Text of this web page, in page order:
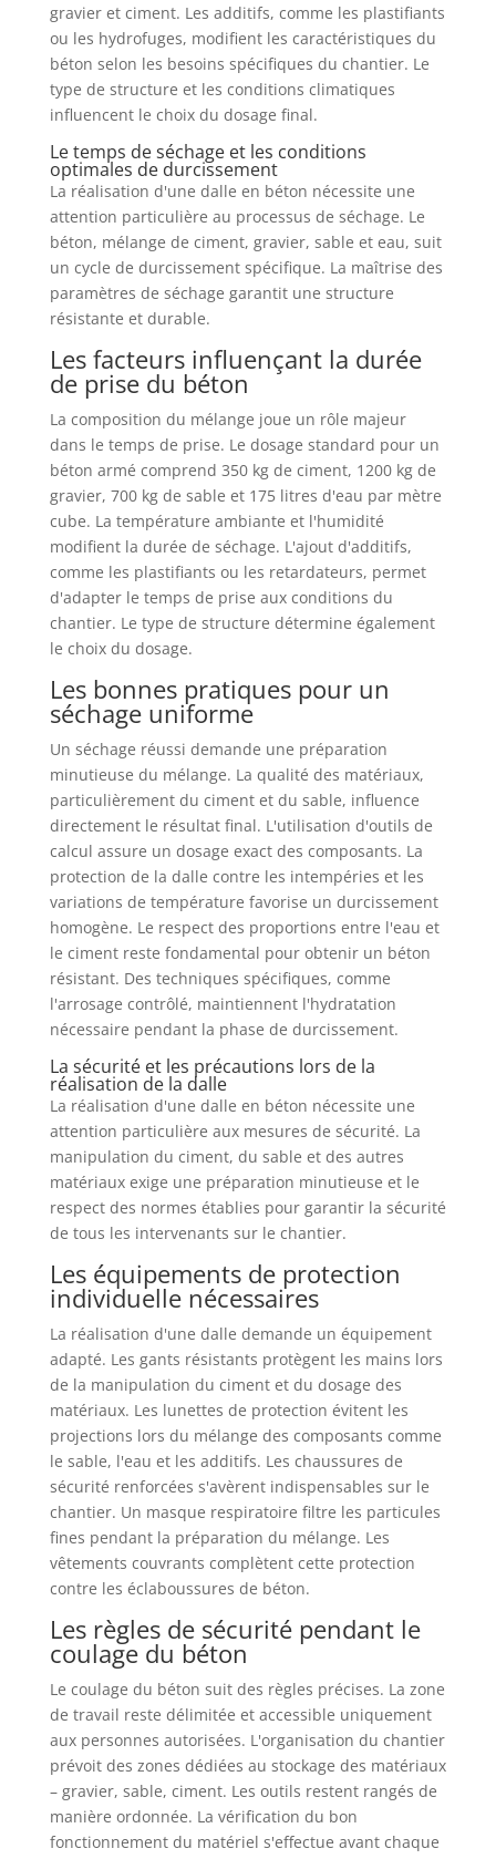
gravier et ciment. Les additifs, comme les plastifiants
ou les hydrofuges, modifient les caractéristiques du
béton selon les besoins spécifiques du chantier. Le
type de structure et les conditions climatiques
influencent le choix du dosage final.
Le temps de séchage et les conditions
optimales de durcissement
La réalisation d'une dalle en béton nécessite une
attention particulière au processus de séchage. Le
béton, mélange de ciment, gravier, sable et eau, suit
un cycle de durcissement spécifique. La maîtrise des
paramètres de séchage garantit une structure
résistante et durable.
Les facteurs influençant la durée
de prise du béton
La composition du mélange joue un rôle majeur
dans le temps de prise. Le dosage standard pour un
béton armé comprend 350 kg de ciment, 1200 kg de
gravier, 700 kg de sable et 175 litres d'eau par mètre
cube. La température ambiante et l'humidité
modifient la durée de séchage. L'ajout d'additifs,
comme les plastifiants ou les retardateurs, permet
d'adapter le temps de prise aux conditions du
chantier. Le type de structure détermine également
le choix du dosage.
Les bonnes pratiques pour un
séchage uniforme
Un séchage réussi demande une préparation
minutieuse du mélange. La qualité des matériaux,
particulièrement du ciment et du sable, influence
directement le résultat final. L'utilisation d'outils de
calcul assure un dosage exact des composants. La
protection de la dalle contre les intempéries et les
variations de température favorise un durcissement
homogène. Le respect des proportions entre l'eau et
le ciment reste fondamental pour obtenir un béton
résistant. Des techniques spécifiques, comme
l'arrosage contrôlé, maintiennent l'hydratation
nécessaire pendant la phase de durcissement.
La sécurité et les précautions lors de la
réalisation de la dalle
La réalisation d'une dalle en béton nécessite une
attention particulière aux mesures de sécurité. La
manipulation du ciment, du sable et des autres
matériaux exige une préparation minutieuse et le
respect des normes établies pour garantir la sécurité
de tous les intervenants sur le chantier.
Les équipements de protection
individuelle nécessaires
La réalisation d'une dalle demande un équipement
adapté. Les gants résistants protègent les mains lors
de la manipulation du ciment et du dosage des
matériaux. Les lunettes de protection évitent les
projections lors du mélange des composants comme
le sable, l'eau et les additifs. Les chaussures de
sécurité renforcées s'avèrent indispensables sur le
chantier. Un masque respiratoire filtre les particules
fines pendant la préparation du mélange. Les
vêtements couvrants complètent cette protection
contre les éclaboussures de béton.
Les règles de sécurité pendant le
coulage du béton
Le coulage du béton suit des règles précises. La zone
de travail reste délimitée et accessible uniquement
aux personnes autorisées. L'organisation du chantier
prévoit des zones dédiées au stockage des matériaux
– gravier, sable, ciment. Les outils restent rangés de
manière ordonnée. La vérification du bon
fonctionnement du matériel s'effectue avant chaque